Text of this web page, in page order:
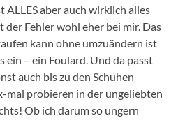
ALLES aber auch wirklich alles
der Fehler wohl eher bei mir. Das
kann ohne umzuändern ist
ein – ein Foulard. Und da passt
auch bis zu den Schuhen
mal probieren in der ungeliebten
Ob ich darum so ungern